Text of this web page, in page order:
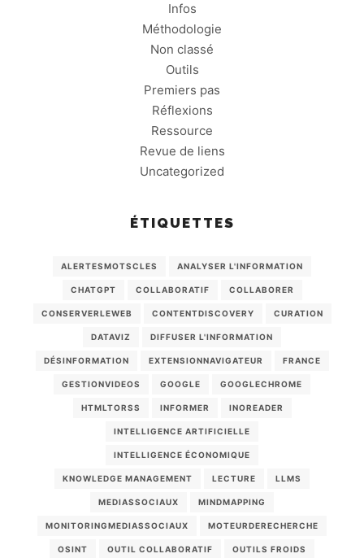
Infos
Méthodologie
Non classé
Outils
Premiers pas
Réflexions
Ressource
Revue de liens
Uncategorized
ÉTIQUETTES
ALERTESMOTSCLES ANALYSER L'INFORMATION
CHATGPT COLLABORATIF COLLABORER
CONSERVERLEWEB CONTENTDISCOVERY CURATION
DATAVIZ DIFFUSER L'INFORMATION
DÉSINFORMATION EXTENSIONNAVIGATEUR FRANCE
GESTIONVIDEOS GOOGLE GOOGLECHROME
HTMLTORSS INFORMER INOREADER
INTELLIGENCE ARTIFICIELLE
INTELLIGENCE ÉCONOMIQUE
KNOWLEDGE MANAGEMENT LECTURE LLMS
MEDIASSOCIAUX MINDMAPPING
MONITORINGMEDIASSOCIAUX MOTEURDERECHERCHE
OSINT OUTIL COLLABORATIF OUTILS FROIDS